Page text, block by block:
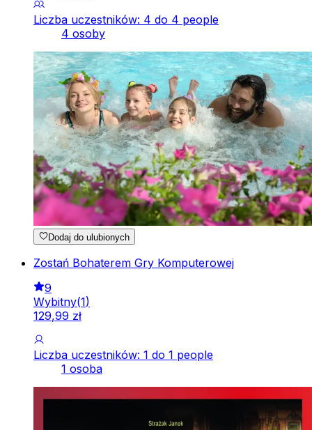
Liczba uczestników: 4 do 4 people
4 osoby
Dodaj do ulubionych
Zostań Bohaterem Gry Komputerowej
9
Wybitny(1)
129,99 zł
Liczba uczestników: 1 do 1 people
1 osoba